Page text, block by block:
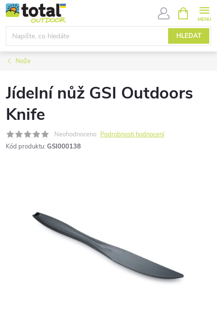
Přejít
na
obsah
HLEDAT
NÁKUPNÍ
KOŠÍK
Nože
Jídelní nůž GSI Outdoors
Knife
Neohodnoceno Podrobnosti hodnocení
Kód produktu: GSI000138